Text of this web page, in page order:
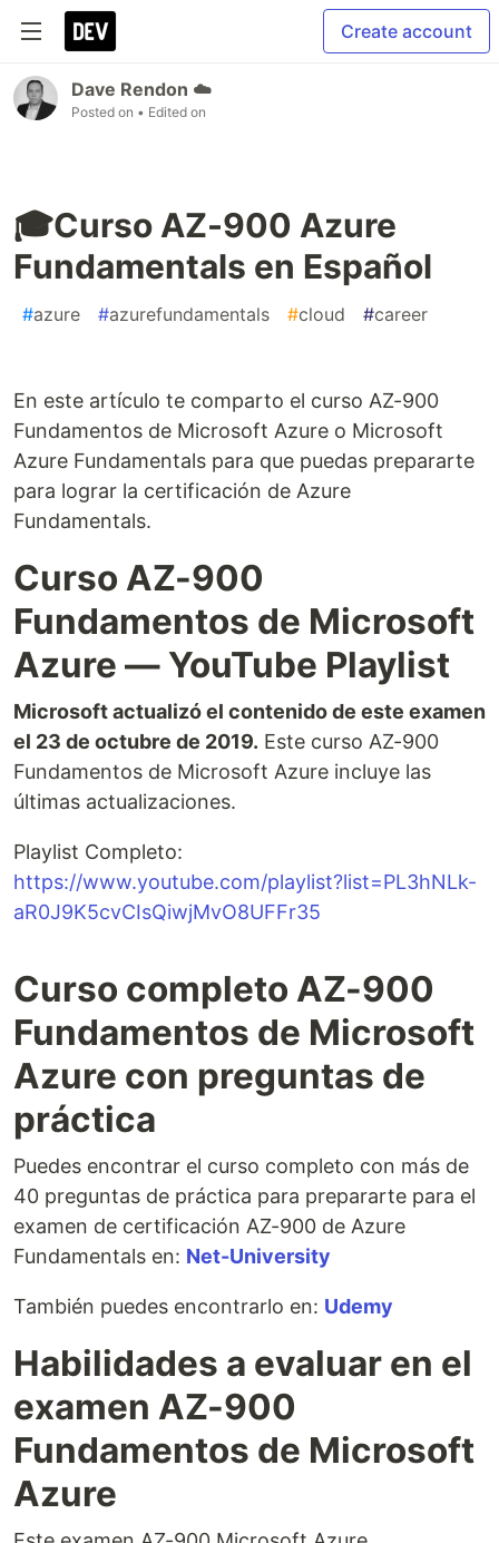
Create account
Dave Rendon ☁️
Posted on • Edited on
🎓Curso AZ-900 Azure
Fundamentals en Español
#azure #azurefundamentals #cloud #career
En este artículo te comparto el curso AZ-900
Fundamentos de Microsoft Azure o Microsoft
Azure Fundamentals para que puedas prepararte
para lograr la certificación de Azure
Fundamentals.
Curso AZ-900
Fundamentos de Microsoft
Azure — YouTube Playlist
Microsoft actualizó el contenido de este examen
el 23 de octubre de 2019. Este curso AZ-900
Fundamentos de Microsoft Azure incluye las
últimas actualizaciones.
Playlist Completo:
https://www.youtube.com/playlist?list=PL3hNLk-
aR0J9K5cvCIsQiwjMvO8UFFr35
Curso completo AZ-900
Fundamentos de Microsoft
Azure con preguntas de
práctica
Puedes encontrar el curso completo con más de
40 preguntas de práctica para prepararte para el
examen de certificación AZ-900 de Azure
Fundamentals en: Net-University
También puedes encontrarlo en: Udemy
Habilidades a evaluar en el
examen AZ-900
Fundamentos de Microsoft
Azure